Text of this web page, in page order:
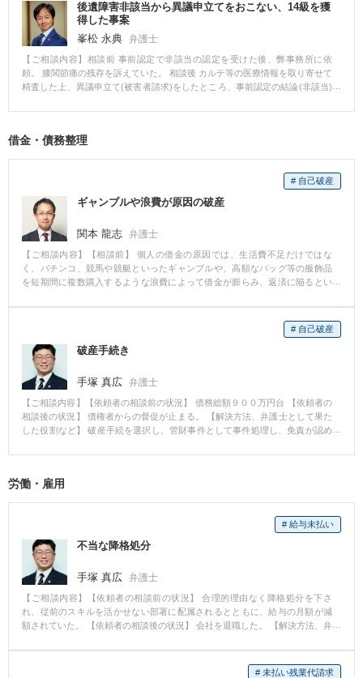
は、女性ならではの粘り強い説得が功を奏した例だと考えています。 同じ県
内ではないこともあり、回収困難かと思われましたが、最後には示談書にサ
インをしてくれて、支払いも3回とも期限内に支払われ、完済しております。
後遺障害非該当から異議申立てをおこない、14級を獲
得した事案
峯松 永典 弁護士
【ご相談内容】相談前 事前認定で非該当の認定を受けた後、弊事務所に依
頼。 膝関節痛の残存を訴えていた。 相談後 カルテ等の医療情報を取り寄せて
精査した上、異議申立て(被害者請求)をしたところ、事前認定の結論(非該当)
て示談が成立した。 弁護士からのコメント 事前認定の非該当の理由は、「自
医療情報を精査した結果、症状に関連するとみられる異常所見の記載が見受
もとに異議申立てをした結果、当方の主張が認められ、14級が認められまし
た。 異議申立ての成功率は必ずしも高くありませんが、記録を精査すること
で手がかりが見えることもあります。
借金・債務整理
# 自己破産
ギャンブルや浪費が原因の破産
関本 龍志 弁護士
【ご相談内容】【相談前】 個人の借金の原因では、生活費不足だけではな
く、パチンコ、競馬や競艇といったギャンブルや、高額なバッグ等の服飾品
を短期間に複数購入するような浪費によって借金が膨らみ、返済に陥るとい
破産手続については借金を免責されないのではないかと不安に思い、自己破
産の申立てを躊躇する方もいらっしゃいます。 しかし、実際には生活再建に
ついて誠実に向き合い、裁判所や破産管財人に真摯に対応すれば、最終的に
借金が免責される場合がほとんどです。 事案によっては、破産管財人が選任
されずに同時廃止というスピーディな手続で免責が得られる場合もありま
す。 【先生のコメント】 ギャンブルや浪費による免責については、実態と異
なる俗説がインターネット上の記事やＳＮＳでまことしやかに語られていま
す。 そうしたネットの記事をうのみにせず、一度弁護士にご相談ください。
# 自己破産
破産手続き
手塚 真広 弁護士
【ご相談内容】【依頼者の相談前の状況】 債務総額９００万円台 【依頼者の
相談後の状況】 債権者からの督促が止まる。 【解決方法、弁護士として果た
した役割など】 破産手続を選択し、管財事件として事件処理し、免責が認め
労働・雇用
# 給与未払い
不当な降格処分
手塚 真広 弁護士
【ご相談内容】【依頼者の相談前の状況】 合理的理由なく降格処分を下さ
れ、従前のスキルを活かせない部署に配属されるとともに、給与の月額が減
額されていた。 【依頼者の相談後の状況】 会社を退職した。 【解決方法、弁
に、未払賃金や慰謝料を獲得した。
# 未払い残業代請求